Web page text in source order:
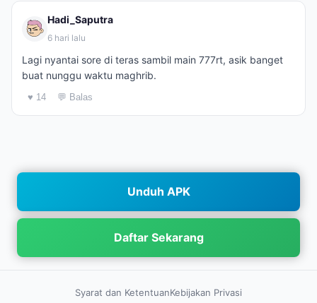
Hadi_Saputra
6 hari lalu
Lagi nyantai sore di teras sambil main 777rt, asik banget
buat nunggu waktu maghrib.
♥ 14 💬 Balas
Unduh APK
Daftar Sekarang
Syarat dan KetentuanKebijakan Privasi